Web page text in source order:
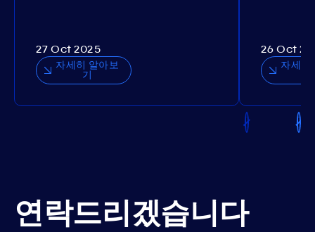
27 Oct 2025
자세히 알아보
기
26 Oct
자세히
연락드리겠습니다